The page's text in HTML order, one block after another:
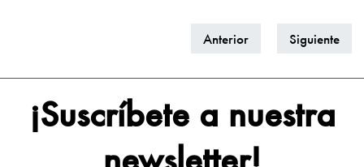
Anterior Siguiente
¡Suscríbete a nuestra